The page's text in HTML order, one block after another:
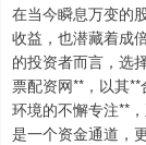
在当今瞬息万变的
收益，也潜藏着成
的投资者而言，选
票配资网**，以其
环境的不懈专注**
是一个资金通道，